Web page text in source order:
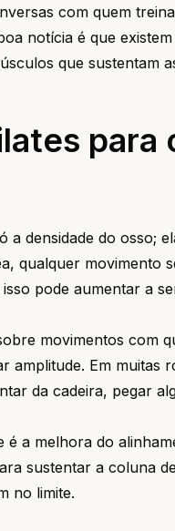
com quem
notícia é que
que sustentam
a densidade do osso;
qualquer
pode aumentar a
movimentos com
amplitude. Em
da cadeira, pegar
a melhora do
sustentar a coluna
no limite.